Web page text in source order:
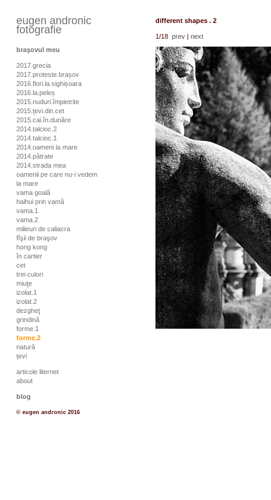
eugen andronic
fotografie
braşovul meu
2017.grecia
2017.proteste.brașov
2016.flori.la.sighișoara
2016.la.peleș
2015.nuduri.împietrite
2015.țevi.din.cet
2015.cai.în.dunăre
2014.talcioc.2
2014.talcioc.1
2014.oameni la mare
2014.pătrate
2014.strada mea
oamenii pe care nu-i vedem
la mare
vama goală
haihui prin vamă
vama.1
vama.2
milieuri de caliacra
fîşii de braşov
hong kong
în cartier
cet
trei culori
miuţe
izolat.1
izolat.2
dezgheţ
grindină
forme.1
forme.2
natură
țevi
articole liternet
about
blog
© eugen andronic 2016
different shapes . 2
1/18 prev | next